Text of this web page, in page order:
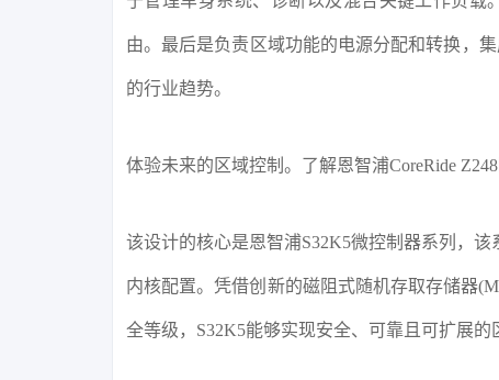
由。最后是负责区域功能的电源分配和转换，
的行业趋势。
体验未来的区域控制。了解恩智浦CoreRide
该设计的核心是恩智浦S32K5微控制器系列，该
内核配置。凭借创新的磁阻式随机存取存储器
全等级，S32K5能够实现安全、可靠且可扩展的